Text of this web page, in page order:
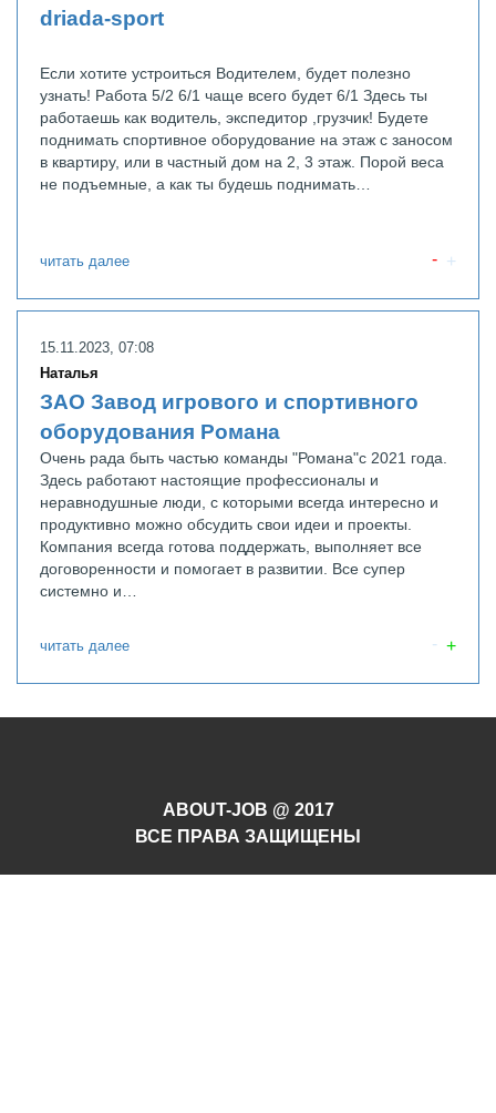
driada-sport
Если хотите устроиться Водителем, будет полезно
узнать! Работа 5/2 6/1 чаще всего будет 6/1 Здесь ты
работаешь как водитель, экспедитор ,грузчик! Будете
поднимать спортивное оборудование на этаж с заносом
в квартиру, или в частный дом на 2, 3 этаж. Порой веса
не подъемные, а как ты будешь поднимать…
читать далее
15.11.2023, 07:08
Наталья
ЗАО Завод игрового и спортивного
оборудования Романа
Очень рада быть частью команды "Романа"с 2021 года.
Здесь работают настоящие профессионалы и
неравнодушные люди, с которыми всегда интересно и
продуктивно можно обсудить свои идеи и проекты.
Компания всегда готова поддержать, выполняет все
договоренности и помогает в развитии. Все супер
системно и…
читать далее
ABOUT-JOB @ 2017
ВСЕ ПРАВА ЗАЩИЩЕНЫ